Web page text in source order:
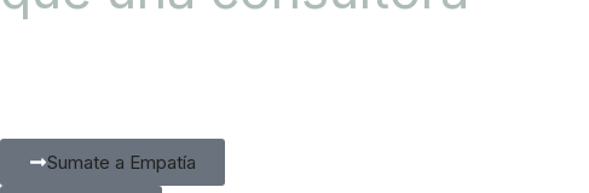
Sumate a Empatía